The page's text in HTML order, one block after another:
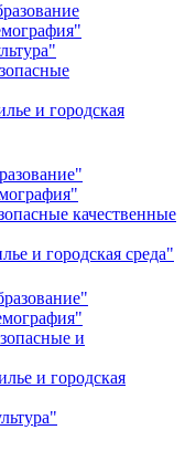
и городская
качественные
и городская среда"
и
и городская